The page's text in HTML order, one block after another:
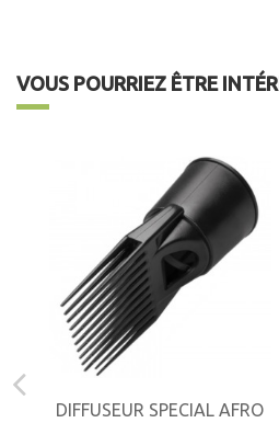
VOUS POURRIEZ ÊTRE
DIFFUSEUR SPECIAL AFRO